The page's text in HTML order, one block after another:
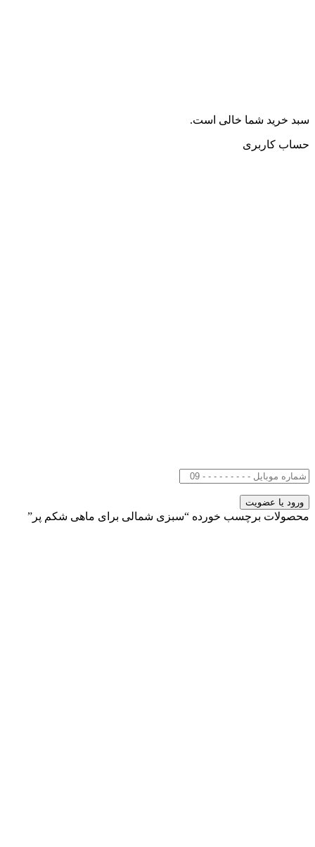
سبد خرید شما خالی است.
حساب کاربری
محصولات برچسب خورده “سبزی شمالی برای ماهی شکم پر”